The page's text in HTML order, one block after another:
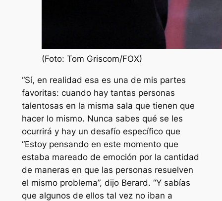
(Foto: Tom Griscom/FOX)
“Sí, en realidad esa es una de mis partes
favoritas: cuando hay tantas personas
talentosas en la misma sala que tienen que
hacer lo mismo. Nunca sabes qué se les
ocurrirá y hay un desafío específico que
“Estoy pensando en este momento que
estaba mareado de emoción por la cantidad
de maneras en que las personas resuelven
el mismo problema”, dijo Berard. “Y sabías
que algunos de ellos tal vez no iban a